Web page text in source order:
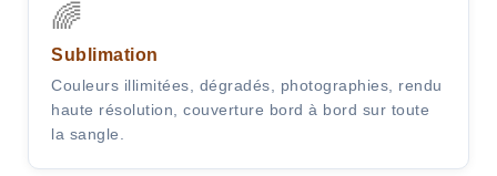
🌈
Sublimation
Couleurs illimitées, dégradés, photographies, rendu
haute résolution, couverture bord à bord sur toute
la sangle.